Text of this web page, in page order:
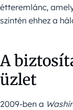
étteremlánc,
szintén ehhez a
A
üzlet
2009-ben a